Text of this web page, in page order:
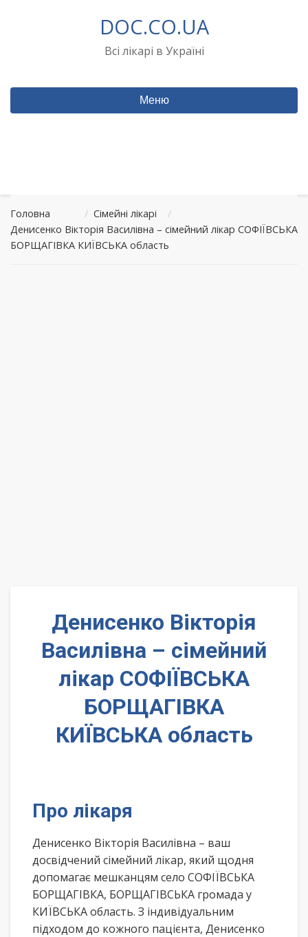
DOC.CO.UA
Всі лікарі в Україні
Меню
Головна / Сімейні лікарі
/
Денисенко Вікторія Василівна – сімейний лікар СОФІЇВСЬКА
БОРЩАГІВКА КИЇВСЬКА область
Денисенко Вікторія
Василівна – сімейний
лікар СОФІЇВСЬКА
БОРЩАГІВКА
КИЇВСЬКА область
Про лікаря
Денисенко Вікторія Василівна – ваш
досвідчений сімейний лікар, який щодня
допомагає мешканцям село СОФІЇВСЬКА
БОРЩАГІВКА, БОРЩАГІВСЬКА громада у
КИЇВСЬКА область. З індивідуальним
підходом до кожного пацієнта, Денисенко